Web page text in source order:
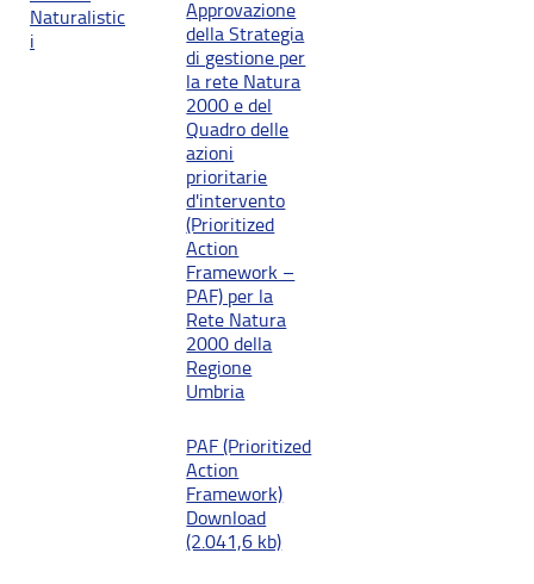
Naturalistic
i
Approvazione
della Strategia
di gestione per
la rete Natura
2000 e del
Quadro delle
azioni
prioritarie
d'intervento
(Prioritized
Action
Framework –
PAF) per la
Rete Natura
2000 della
Regione
Umbria
PAF (Prioritized
Action
Framework)
Download
(2.041,6 kb)